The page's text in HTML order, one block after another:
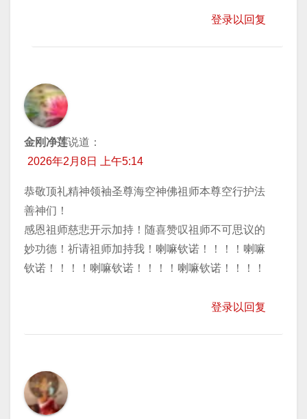
登录以回复
金刚净莲说道：
2026年2月8日 上午5:14
恭敬顶礼精神领袖圣尊海空神佛祖师本尊空行护法
善神们！
感恩祖师慈悲开示加持！随喜赞叹祖师不可思议的
妙功德！祈请祖师加持我！喇嘛钦诺！！！！喇嘛
钦诺！！！！喇嘛钦诺！！！！喇嘛钦诺！！！！
登录以回复